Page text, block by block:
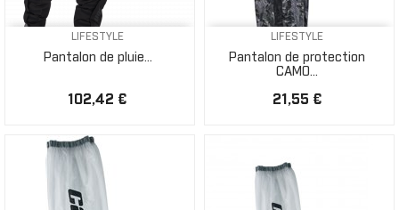
LIFESTYLE
Pantalon de pluie...
102,42 €
LIFESTYLE
Pantalon de protection
CAMO...
21,55 €